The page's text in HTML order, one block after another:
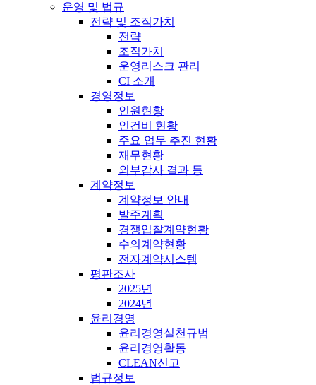
운영 및 법규
전략 및 조직가치
전략
조직가치
운영리스크 관리
CI 소개
경영정보
인원현황
인건비 현황
주요 업무 추진 현황
재무현황
외부감사 결과 등
계약정보
계약정보 안내
발주계획
경쟁입찰계약현황
수의계약현황
전자계약시스템
평판조사
2025년
2024년
윤리경영
윤리경영실천규범
윤리경영활동
CLEAN신고
법규정보